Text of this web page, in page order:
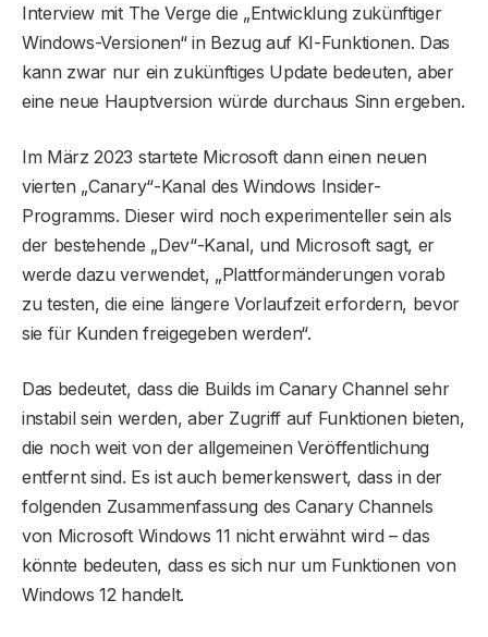
Interview mit The Verge die „Entwicklung zukünftiger
Windows-Versionen“ in Bezug auf KI-Funktionen. Das
kann zwar nur ein zukünftiges Update bedeuten, aber
eine neue Hauptversion würde durchaus Sinn ergeben.
Im März 2023 startete Microsoft dann einen neuen
vierten „Canary“-Kanal des Windows Insider-
Programms. Dieser wird noch experimenteller sein als
der bestehende „Dev“-Kanal, und Microsoft sagt, er
werde dazu verwendet, „Plattformänderungen vorab
zu testen, die eine längere Vorlaufzeit erfordern, bevor
sie für Kunden freigegeben werden“.
Das bedeutet, dass die Builds im Canary Channel sehr
instabil sein werden, aber Zugriff auf Funktionen bieten,
die noch weit von der allgemeinen Veröffentlichung
entfernt sind. Es ist auch bemerkenswert, dass in der
folgenden Zusammenfassung des Canary Channels
von Microsoft Windows 11 nicht erwähnt wird – das
könnte bedeuten, dass es sich nur um Funktionen von
Windows 12 handelt.